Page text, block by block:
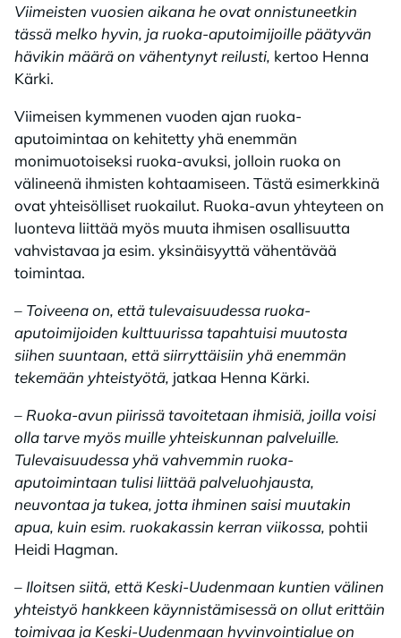
Viimeisten vuosien aikana he ovat onnistuneetkin
tässä melko hyvin, ja ruoka-aputoimijoille päätyvän
hävikin määrä on vähentynyt reilusti, kertoo Henna
Kärki.
Viimeisen kymmenen vuoden ajan ruoka-
aputoimintaa on kehitetty yhä enemmän
monimuotoiseksi ruoka-avuksi, jolloin ruoka on
välineenä ihmisten kohtaamiseen. Tästä esimerkkinä
ovat yhteisölliset ruokailut. Ruoka-avun yhteyteen on
luonteva liittää myös muuta ihmisen osallisuutta
vahvistavaa ja esim. yksinäisyyttä vähentävää
toimintaa.
– Toiveena on, että tulevaisuudessa ruoka-
aputoimijoiden kulttuurissa tapahtuisi muutosta
siihen suuntaan, että siirryttäisiin yhä enemmän
tekemään yhteistyötä, jatkaa Henna Kärki.
– Ruoka-avun piirissä tavoitetaan ihmisiä, joilla voisi
olla tarve myös muille yhteiskunnan palveluille.
Tulevaisuudessa yhä vahvemmin ruoka-
aputoimintaan tulisi liittää palveluohjausta,
neuvontaa ja tukea, jotta ihminen saisi muutakin
apua, kuin esim. ruokakassin kerran viikossa, pohtii
Heidi Hagman.
– Iloitsen siitä, että Keski-Uudenmaan kuntien välinen
yhteistyö hankkeen käynnistämisessä on ollut erittäin
toimivaa ja Keski-Uudenmaan hyvinvointialue on